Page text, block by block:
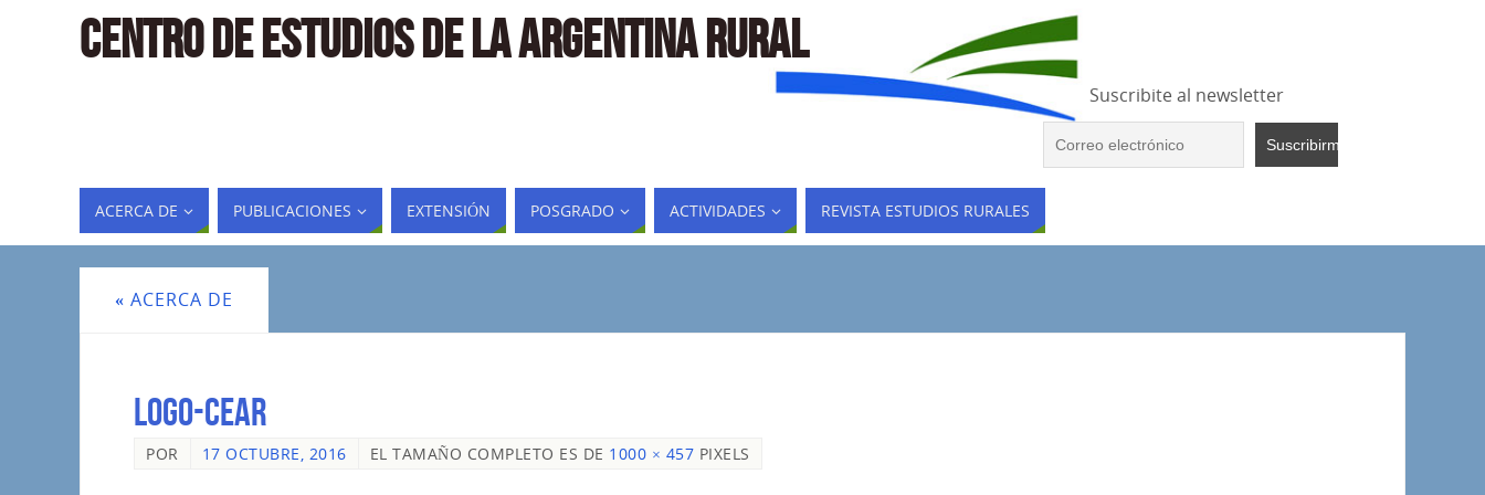
CENTRO DE ESTUDIOS DE LA ARGENTINA RURAL
Suscribite al newsletter
ACERCA DE PUBLICACIONES EXTENSIÓN POSGRADO ACTIVIDADES REVISTA ESTUDIOS RURALES
« ACERCA DE
logo-cear
POR 17 OCTUBRE, 2016 EL TAMAÑO COMPLETO ES DE 1000 × 457 PIXELS